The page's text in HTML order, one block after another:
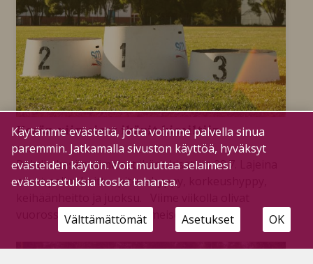
Kesän viimeiset ikärit kisailtiin
1.8.2026
Pohdin kesän viimeiset ikärit kisattiin 28.7. Lajeina
olivat pallonheitto, pituushyppy, korkeushyppy,
vuorossa tämän kesän viimeiset ikärit.
Käytämme evästeitä, jotta voimme palvella sinua
paremmin. Jatkamalla sivuston käyttöä, hyväksyt
evästeiden käytön. Voit muuttaa selaimesi
evästeasetuksia koska tahansa.
Välttämättömät Asetukset OK